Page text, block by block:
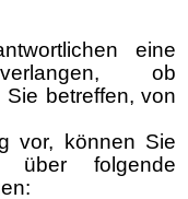
eine
ob
betreffen, von
vor, können Sie
über folgende